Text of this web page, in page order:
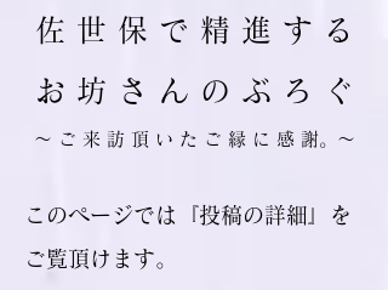
佐 世 保 で 精 進 す る
お 坊 さ ん の ぶ ろ ぐ
​～ ご 来 訪 頂 い た ご 縁 に 感 謝。～
このページでは『投稿の詳細』を
ご覧頂けます。